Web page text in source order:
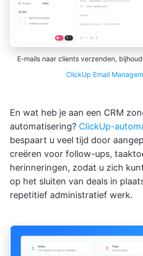
E-mails naar clients verzenden,
ClickUp Email
En wat heb je aan een CRM
automatisering? ClickUp-
bespaart u veel tijd door
creëren voor follow-ups,
herinneringen, zodat u zich
op het sluiten van deals in
repetitief administratief werk.